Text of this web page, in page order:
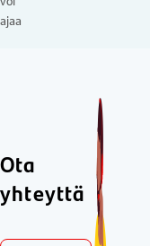
ajaa
Ota
yhteyttä